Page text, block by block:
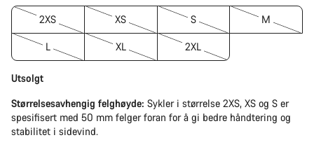
2XS XS S M
L XL 2XL
Utsolgt
Størrelsesavhengig felghøyde: Sykler i størrelse 2XS, XS og S er
spesifisert med 50 mm felger foran for å gi bedre håndtering og
stabilitet i sidevind.